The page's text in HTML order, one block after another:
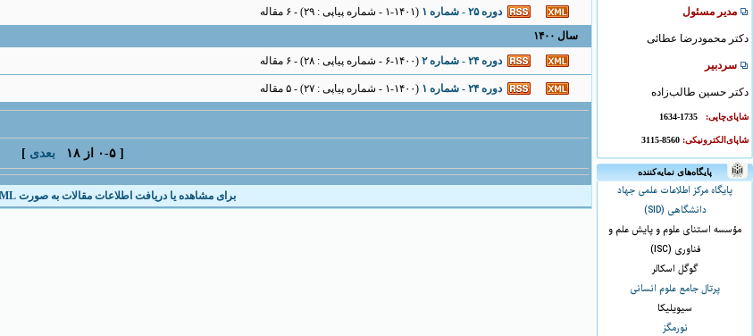
مدیر مسئول
دکتر محمودرضا عطائی
سردبیر
دکتر حسین طالب‌زاده
شاپای‌چاپی:
شاپای‌الکترونیکی: 8560-3115
پایگاه‌های نمایه‌کننده
پایگاه مرکز اطلاعات علمی جهاد
دانشگاهی (SID)
مؤسسه استنای علوم و پایش علم و
فناوری (ISC)
گوگل اسکالر
پرتال جامع علوم انسانی
سیویلیکا
نورمگز
دوره ۲۵ - شماره ۱ (۱-۱۴۰۱ - شماره پیاپی : ۲۹
) - ۶ مقاله
سال ۱۴۰۰
دوره ۲۴ - شماره ۲
(۶-۱۴۰۰ - شماره پیاپی : ۲۸ ) - ۶ مقاله
دوره ۲۴ - شماره ۱ (۱-۱۴۰۰ - شماره پیاپی : ۲۷ ) - ۵ مقاله
[ ۰-۵ از ۱۸ بعدی ]
برای مشاهده یا دریافت اطلاعات مقالات به صورت XML اینجا را کلیک کنید.